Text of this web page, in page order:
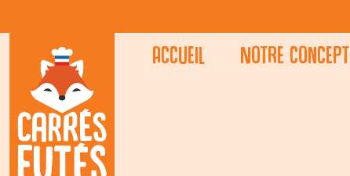
Accueil
Notre concept